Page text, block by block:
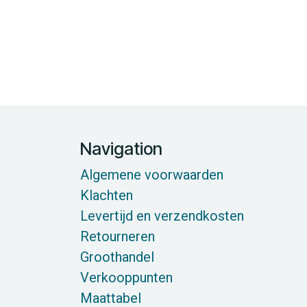
Navigation
Algemene voorwaarden
Klachten
Levertijd en verzendkosten
Retourneren
Groothandel
Verkooppunten
Maattabel